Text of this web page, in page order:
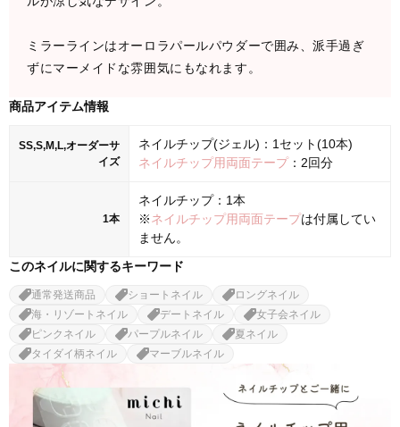
ミラーラインはオーロラパールパウダーで囲み、派手過ぎ
ずにマーメイドな雰囲気にもなれます。
商品アイテム情報
SS,S,M,L,オーダーサ
イズ
ネイルチップ(ジェル)：1セット(10本)
ネイルチップ用両面テープ：2回分
1本
ネイルチップ：1本
※ネイルチップ用両面テープは付属してい
ません。
このネイルに関するキーワード
通常発送商品 ショートネイル
ロングネイル
海・リゾートネイル
デートネイル
女子会ネイル
ピンクネイル
パープルネイル
夏ネイル
タイダイ柄ネイル
マーブルネイル